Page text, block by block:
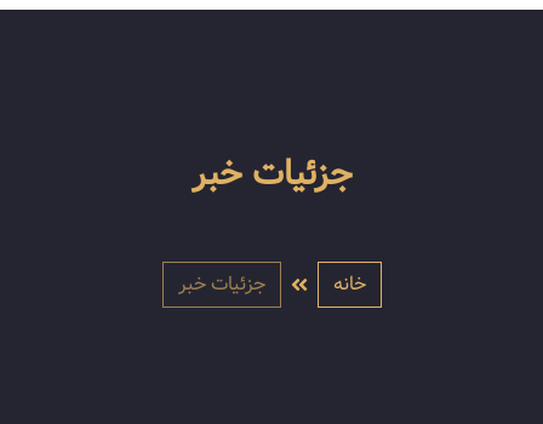
جزئیات خبر
خانه جزئیات خبر